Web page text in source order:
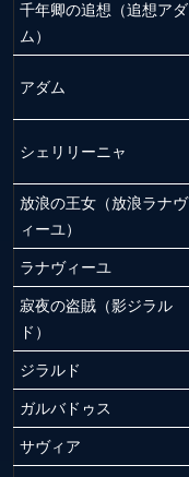
千年卿の追想（追想アダ
ム）
アダム
シェリリーニャ
放浪の王女（放浪ラナヴ
ィーユ）
ラナヴィーユ
寂夜の盗賊（影ジラル
ド）
ジラルド
ガルバドゥス
サヴィア